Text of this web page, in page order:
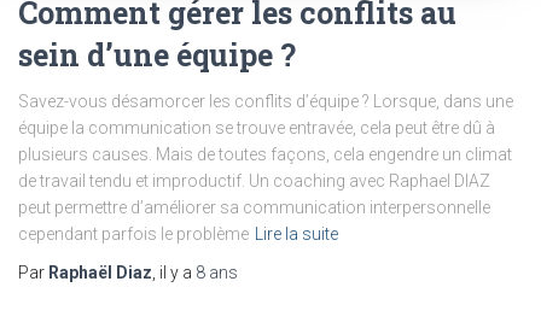
Comment gérer les conflits au
sein d’une équipe ?
Savez-vous désamorcer les conflits d’équipe ? Lorsque, dans une
équipe la communication se trouve entravée, cela peut être dû à
plusieurs causes. Mais de toutes façons, cela engendre un climat
de travail tendu et improductif. Un coaching avec Raphael DIAZ
peut permettre d’améliorer sa communication interpersonnelle
cependant parfois le problème
Lire la suite
Par Raphaël Diaz , il y a 8 ans